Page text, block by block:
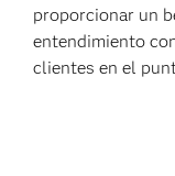
proporcionar un
entendimiento
clientes en el